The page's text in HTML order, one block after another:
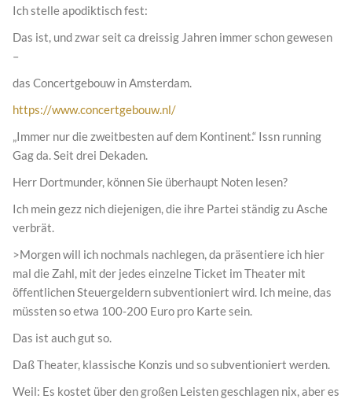
Ich stelle apodiktisch fest:
Das ist, und zwar seit ca dreissig Jahren immer schon gewesen
–
das Concertgebouw in Amsterdam.
https://www.concertgebouw.nl/
„Immer nur die zweitbesten auf dem Kontinent.“ Issn running
Gag da. Seit drei Dekaden.
Herr Dortmunder, können Sie überhaupt Noten lesen?
Ich mein gezz nich diejenigen, die ihre Partei ständig zu Asche
verbrät.
>Morgen will ich nochmals nachlegen, da präsentiere ich hier
mal die Zahl, mit der jedes einzelne Ticket im Theater mit
öffentlichen Steuergeldern subventioniert wird. Ich meine, das
müssten so etwa 100-200 Euro pro Karte sein.
Das ist auch gut so.
Daß Theater, klassische Konzis und so subventioniert werden.
Weil: Es kostet über den großen Leisten geschlagen nix, aber es